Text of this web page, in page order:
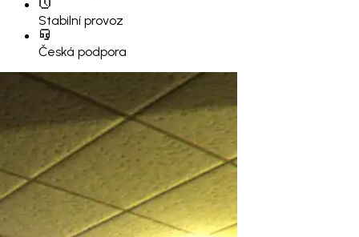
Stabilní provoz
Česká podpora